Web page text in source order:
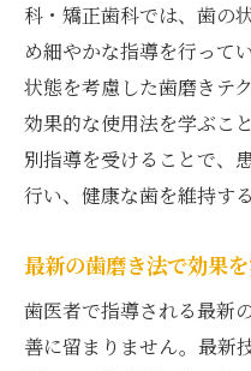
科・矯正歯科では、歯の
め細やかな指導を行って
状態を考慮した歯磨きテ
効果的な使用法を学ぶこ
別指導を受けることで、
行い、健康な歯を維持す
最新の歯磨き法で効果
歯医者で指導される最新
善に留まりません。最新